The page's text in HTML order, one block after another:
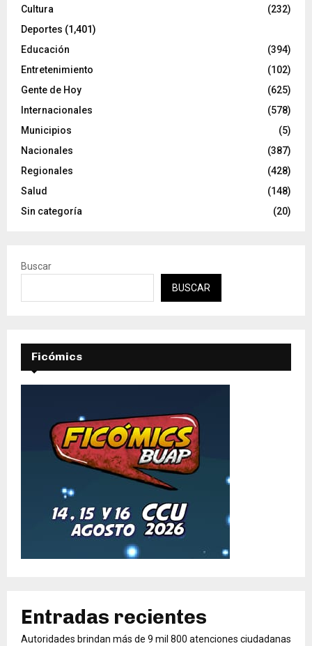
Cultura
(232)
Deportes (1,401)
Educación
(394)
Entretenimiento
(102)
Gente de Hoy
(625)
Internacionales
(578)
Municipios
(5)
Nacionales
(387)
Regionales
(428)
Salud
(148)
Sin categoría
(20)
Buscar
BUSCAR
Ficómics
Entradas recientes
Autoridades brindan más de 9 mil 800 atenciones ciudadanas